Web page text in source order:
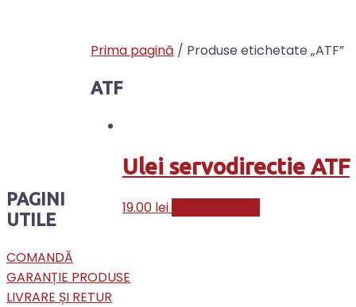
Prima pagină / Produse etichetate „ATF”
ATF
Ulei servodirectie ATF
19.00 lei
PAGINI
UTILE
COMANDĂ
GARANȚIE PRODUSE
LIVRARE ȘI RETUR